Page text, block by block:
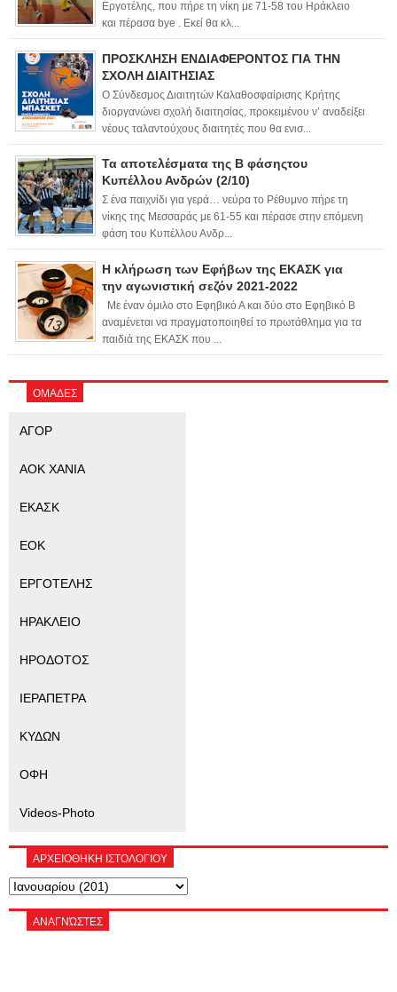
Εργοτέλης, που πήρε τη νίκη με 71-58 του Ηράκλειο
και πέρασα bye . Εκεί θα κλ...
ΠΡΟΣΚΛΗΣΗ ΕΝΔΙΑΦΕΡΟΝΤΟΣ ΓΙΑ ΤΗΝ
ΣΧΟΛΗ ΔΙΑΙΤΗΣΙΑΣ
Ο Σύνδεσμος Διαιτητών Καλαθοσφαίρισης Κρήτης
διοργανώνει σχολή διαιτησίας, προκειμένου ν’ αναδείξει
νέους ταλαντούχους διαιτητές που θα ενισ...
Τα αποτελέσματα της Β φάσηςτου
Κυπέλλου Ανδρών (2/10)
Σ ένα παιχνίδι για γερά… νεύρα το Ρέθυμνο πήρε τη
νίκης της Μεσσαράς με 61-55 και πέρασε στην επόμενη
φάση του Κυπέλλου Ανδρ...
Η κλήρωση των Εφήβων της ΕΚΑΣΚ για
την αγωνιστική σεζόν 2021-2022
Με έναν όμιλο στο Εφηβικό Α και δύο στο Εφηβικό Β
αναμένεται να πραγματοποιηθεί το πρωτάθλημα για τα
παιδιά της ΕΚΑΣΚ που ...
ΟΜΑΔΕΣ
ΑΓΟΡ
ΑΟΚ ΧΑΝΙΑ
ΕΚΑΣΚ
ΕΟΚ
ΕΡΓΟΤΕΛΗΣ
ΗΡΑΚΛΕΙΟ
ΗΡΟΔΟΤΟΣ
ΙΕΡΑΠΕΤΡΑ
ΚΥΔΩΝ
ΟΦΗ
Videos-Photo
ΑΡΧΕΙΟΘΗΚΗ ΙΣΤΟΛΟΓΙΟΥ
ΑΝΑΓΝΏΣΤΕΣ